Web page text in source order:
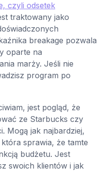
czyli odsetek
traktowany jako
breakage pozwala
oparte na
marży. Jeśli nie
program po
jest pogląd, że
ze Starbucks czy
Mogą jak najbardziej,
sprawia, że tamte
budżetu. Jest
swoich klientów i jak